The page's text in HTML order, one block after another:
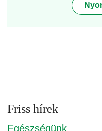
Friss hírek
Egészségünk